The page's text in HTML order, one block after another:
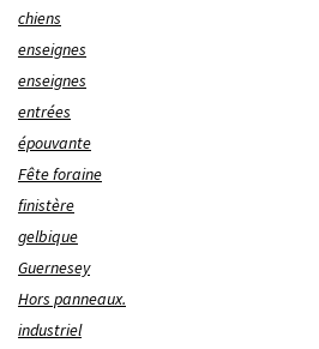
chiens
enseignes
enseignes
entrées
épouvante
Fête foraine
finistère
gelbique
Guernesey
Hors panneaux.
industriel